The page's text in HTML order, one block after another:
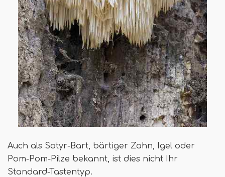
Auch als Satyr-Bart, bärtiger Zahn, Igel oder
Pom-Pom-Pilze bekannt, ist dies nicht Ihr
Standard-Tastentyp.